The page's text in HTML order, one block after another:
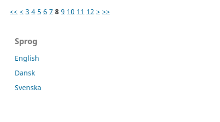
<< < 3 4 5 6 7 8 9 10 11 12 > >>
Sprog
English
Dansk
Svenska